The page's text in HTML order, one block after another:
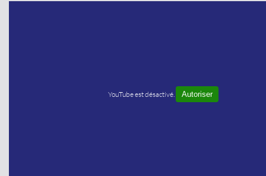
YouTube est désactivé. Autoriser